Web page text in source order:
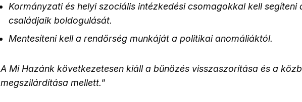
Kormányzati és helyi szociális intézkedési csomagokkal kell segíteni
családjaik boldogulását.
Mentesíteni kell a rendőrség munkáját a politikai anomáliáktól.
A Mi Hazánk következetesen kiáll a bűnözés visszaszorítása és a
megszilárdítása mellett.”